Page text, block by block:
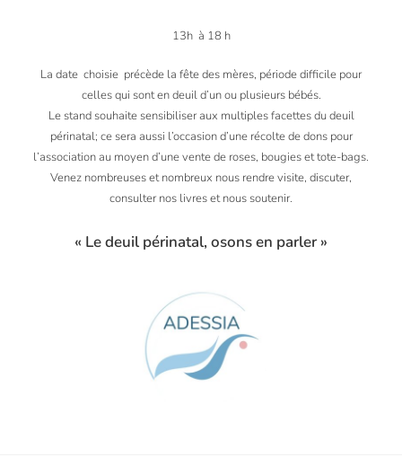
13h à 18 h
La date choisie précède la fête des mères, période difficile pour
celles qui sont en deuil d’un ou plusieurs bébés.
Le stand souhaite sensibiliser aux multiples facettes du deuil
périnatal; ce sera aussi l’occasion d’une récolte de dons pour
l’association au moyen d’une vente de roses, bougies et tote-bags.
Venez nombreuses et nombreux nous rendre visite, discuter,
consulter nos livres et nous soutenir.
« Le deuil périnatal, osons en parler »